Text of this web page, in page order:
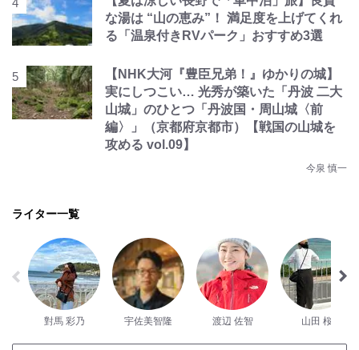
な湯は “山の恵み”！ 満足度を上げてくれ
る「温泉付きRVパーク」おすすめ3選
【NHK大河『豊臣兄弟！』ゆかりの城】
実にしつこい… 光秀が築いた「丹波 二大
山城」のひとつ「丹波国・周山城〈前
編〉」（京都府京都市）【戦国の山城を
攻める vol.09】
今泉 慎一
ライター一覧
對馬 彩乃 宇佐美智隆 渡辺 佐智 山田 桜